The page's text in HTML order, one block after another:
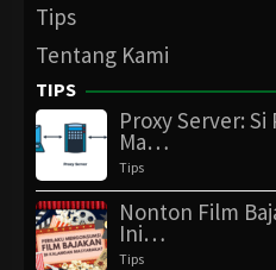
Tips
Tentang Kami
TIPS
Proxy Server:
Ma…
Tips
Nonton Film
Ini…
Tips